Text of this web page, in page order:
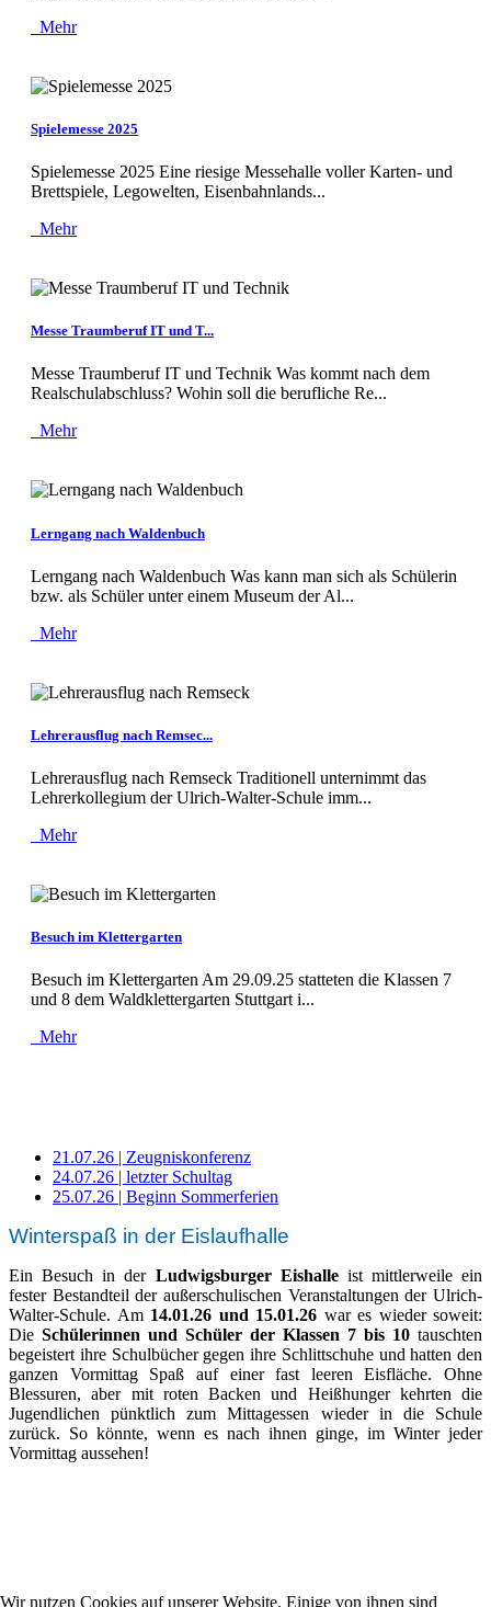
Mehr
Spielemesse 2025
Spielemesse 2025 Eine riesige Messehalle voller Karten- und
Brettspiele, Legowelten, Eisenbahnlands...
Mehr
Messe Traumberuf IT und T...
Messe Traumberuf IT und Technik Was kommt nach dem
Realschulabschluss? Wohin soll die berufliche Re...
Mehr
Lerngang nach Waldenbuch
Lerngang nach Waldenbuch Was kann man sich als Schülerin
bzw. als Schüler unter einem Museum der Al...
Mehr
Lehrerausflug nach Remsec...
Lehrerausflug nach Remseck Traditionell unternimmt das
Lehrerkollegium der Ulrich-Walter-Schule imm...
Mehr
Besuch im Klettergarten
Besuch im Klettergarten Am 29.09.25 statteten die Klassen 7
und 8 dem Waldklettergarten Stuttgart i...
Mehr
21.07.26 | Zeugniskonferenz
24.07.26 | letzter Schultag
25.07.26 | Beginn Sommerferien
Winterspaß in der Eislaufhalle
Ein Besuch in der Ludwigsburger Eishalleist mittlerweile ein
fester Bestandteil der außerschulischen Veranstaltungen der Ulrich-
Walter-Schule. Am 14.01.26 und 15.01.26 war es wieder soweit:
Die Schülerinnen und Schüler der Klassen 7 bis 10 tauschten
begeistert ihre Schulbücher gegen ihre Schlittschuhe und hatten den
ganzen Vormittag Spaß auf einer fast leeren Eisfläche. Ohne
Blessuren, aber mit roten Backen und Heißhunger kehrten die
Jugendlichen pünktlich zum Mittagessen wieder in die Schule
zurück. So könnte, wenn es nach ihnen ginge, im Winter jeder
Vormittag aussehen!
Wir nutzen Cookies auf unserer Website. Einige von ihnen sind